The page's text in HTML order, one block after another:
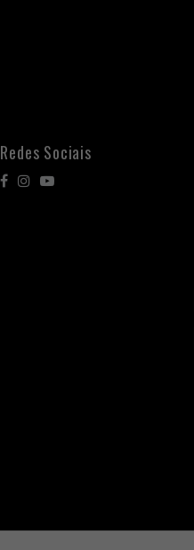
Redes Sociais